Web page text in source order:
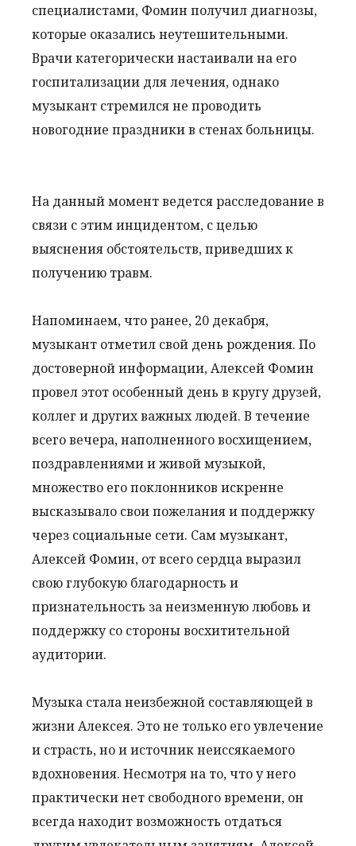
специалистами, Фомин получил диагнозы,
которые оказались неутешительными.
Врачи категорически настаивали на его
госпитализации для лечения, однако
музыкант стремился не проводить
новогодние праздники в стенах больницы.
На данный момент ведется расследование в
связи с этим инцидентом, с целью
выяснения обстоятельств, приведших к
получению травм.
Напоминаем, что ранее, 20 декабря,
музыкант отметил свой день рождения. По
достоверной информации, Алексей Фомин
провел этот особенный день в кругу друзей,
коллег и других важных людей. В течение
всего вечера, наполненного восхищением,
поздравлениями и живой музыкой,
множество его поклонников искренне
высказывало свои пожелания и поддержку
через социальные сети. Сам музыкант,
Алексей Фомин, от всего сердца выразил
свою глубокую благодарность и
признательность за неизменную любовь и
поддержку со стороны восхитительной
аудитории.
Музыка стала неизбежной составляющей в
жизни Алексея. Это не только его увлечение
и страсть, но и источник неиссякаемого
вдохновения. Несмотря на то, что у него
практически нет свободного времени, он
всегда находит возможность отдаться